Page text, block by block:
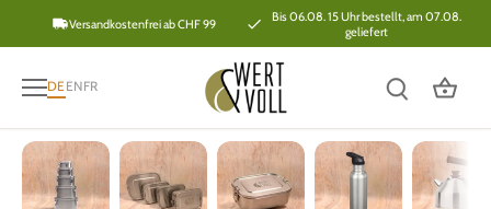
Versandkostenfrei ab CHF 99
Bis 06.08. 15 Uhr bestellt, am 07.08.
geliefert
DEENFR